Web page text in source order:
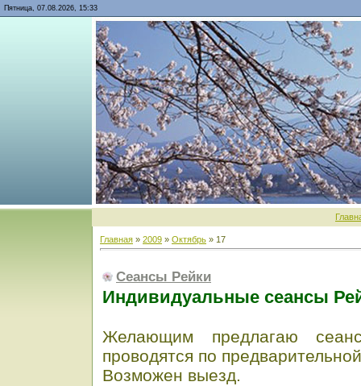
Пятница, 07.08.2026, 15:33
Главная » 2009 » Октябрь » 17
Сеансы Рейки
Индивидуальные сеансы
Желающим предлагаю
проводятся по
Возможен выезд.